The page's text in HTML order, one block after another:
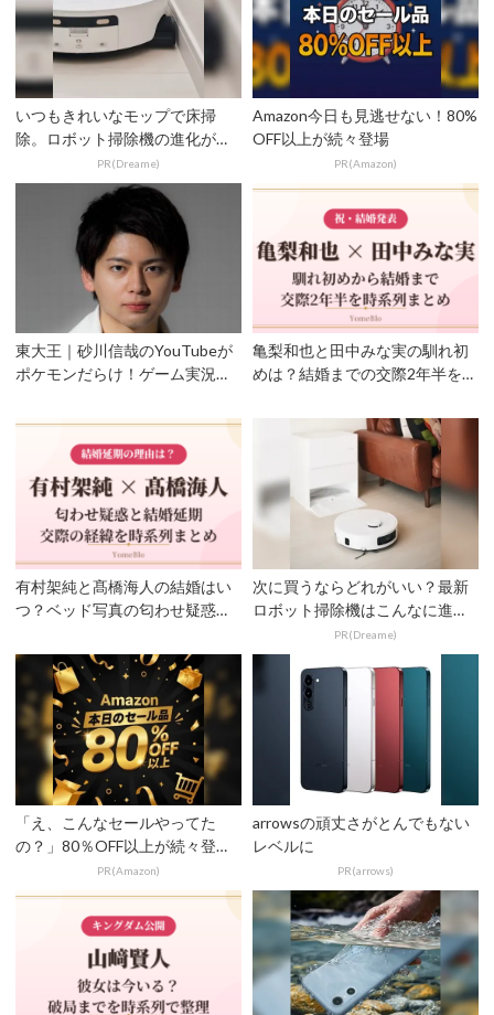
いつもきれいなモップで床掃
除。ロボット掃除機の進化がす
PR(Dreame)
Amazon今日も見逃せない！80%
OFF以上が続々登場
PR(Amazon)
東大王｜砂川信哉のYouTubeが
ポケモンだらけ！ゲーム実況や
亀梨和也と田中みな実の馴れ初
めは？結婚までの交際2年半を時
有村架純と髙橋海人の結婚はい
つ？ベッド写真の匂わせ疑惑
次に買うならどれがいい？最新
ロボット掃除機はこんなに進化
PR(Dreame)
「え、こんなセールやってた
の？」80％OFF以上が続々登
場！Amazonの本気が...
PR(Amazon)
arrowsの頑丈さがとんでもない
レベルに
PR(arrows)